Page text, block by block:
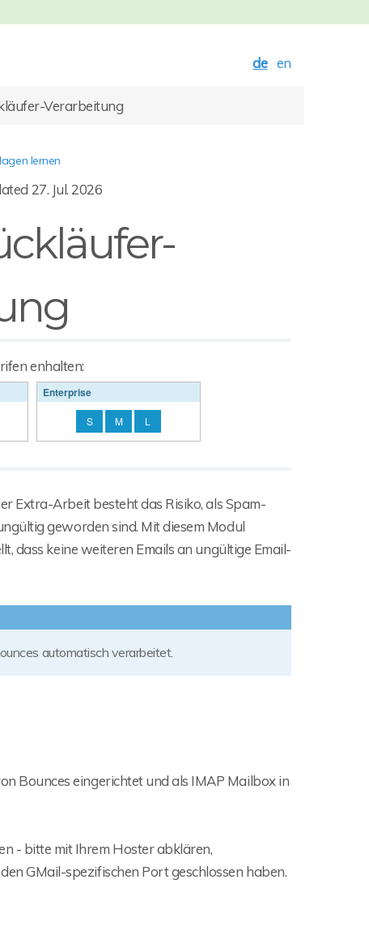
de en
Verarbeitung
lernen
27. Jul. 2026
enhalten:
Enterprise
S M L
Extra-Arbeit besteht das Risiko, als Spam-
geworden sind. Mit diesem Modul
dass keine weiteren Emails an ungültige Email-
automatisch verarbeitet.
Bounces eingerichtet und als IMAP Mailbox in
- bitte mit Ihrem Hoster abklären,
GMail-spezifischen Port geschlossen haben.